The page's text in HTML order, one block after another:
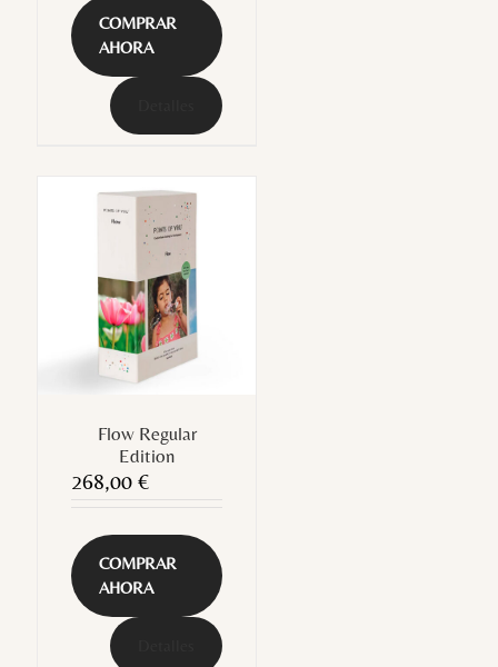
COMPRAR
AHORA
Flow Regular
Edition
268,00 €
COMPRAR
AHORA